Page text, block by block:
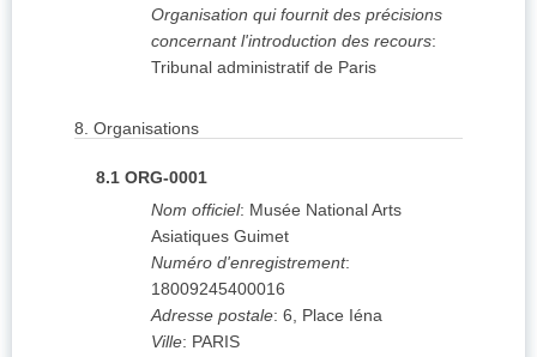
Organisation qui fournit des précisions
concernant l'introduction des recours:
Tribunal administratif de Paris
8. Organisations
8.1 ORG-0001
Nom officiel: Musée National Arts
Asiatiques Guimet
Numéro d'enregistrement:
18009245400016
Adresse postale: 6, Place Iéna
Ville: PARIS